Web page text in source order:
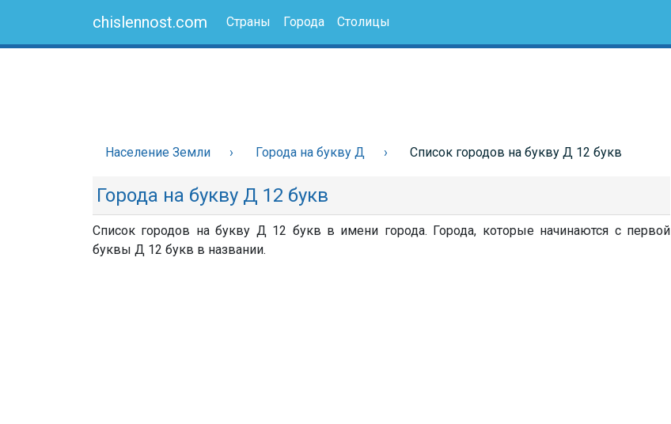
chislennost.com Страны Города Столицы
Население Земли Города на букву Д Список городов на букву Д 12 букв
Города на букву Д 12 букв
Список городов на букву Д 12 букв в имени города. Города, которые начинаются с первой
буквы Д 12 букв в названии.